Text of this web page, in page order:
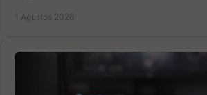
1 Ağustos 2026